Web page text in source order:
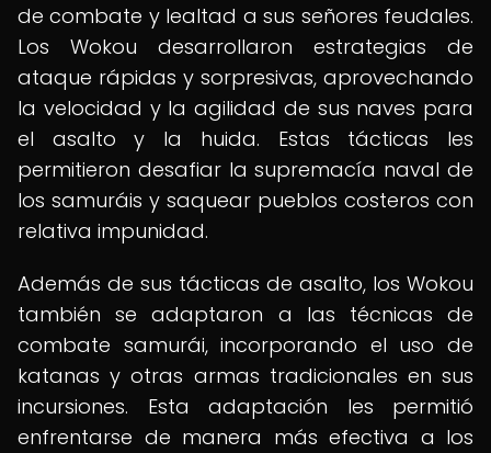
de combate y lealtad a sus señores feudales.
Los Wokou desarrollaron estrategias de
ataque rápidas y sorpresivas, aprovechando
la velocidad y la agilidad de sus naves para
el asalto y la huida. Estas tácticas les
permitieron desafiar la supremacía naval de
los samuráis y saquear pueblos costeros con
relativa impunidad.
Además de sus tácticas de asalto, los Wokou
también se adaptaron a las técnicas de
combate samurái, incorporando el uso de
katanas y otras armas tradicionales en sus
incursiones. Esta adaptación les permitió
enfrentarse de manera más efectiva a los